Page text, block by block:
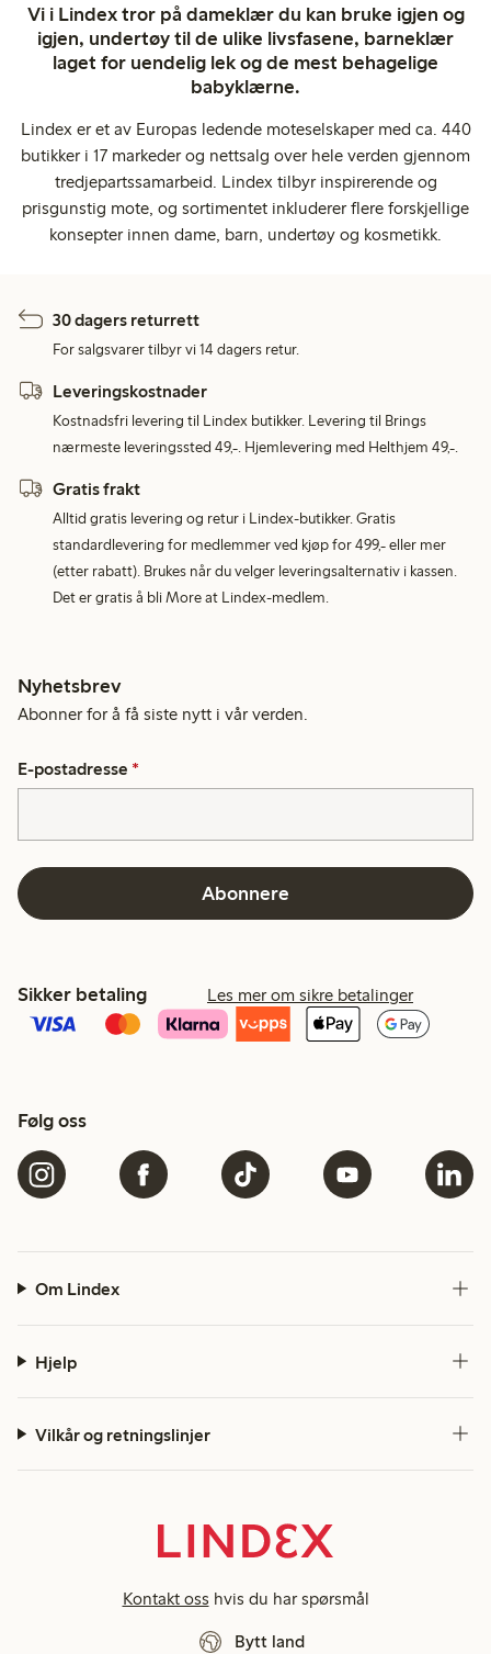
Vi i Lindex tror på dameklær du kan bruke igjen og
igjen, undertøy til de ulike livsfasene, barneklær
laget for uendelig lek og de mest behagelige
babyklærne.
Lindex er et av Europas ledende moteselskaper med ca. 440
butikker i 17 markeder og nettsalg over hele verden gjennom
tredjepartssamarbeid. Lindex tilbyr inspirerende og
prisgunstig mote, og sortimentet inkluderer flere forskjellige
konsepter innen dame, barn, undertøy og kosmetikk.
30 dagers returrett
For salgsvarer tilbyr vi 14 dagers retur.
Leveringskostnader
Kostnadsfri levering til Lindex butikker. Levering til Brings
nærmeste leveringssted 49,-. Hjemlevering med Helthjem 49,-.
Gratis frakt
Alltid gratis levering og retur i Lindex-butikker. Gratis
standardlevering for medlemmer ved kjøp for 499,- eller mer
(etter rabatt). Brukes når du velger leveringsalternativ i kassen.
Det er gratis å bli More at Lindex-medlem.
Nyhetsbrev
Abonner for å få siste nytt i vår verden.
E-postadresse *
Abonnere
Sikker betaling Les mer om sikre betalinger
Følg oss
Om Lindex
Hjelp
Vilkår og retningslinjer
Kontakt oss hvis du har spørsmål
Bytt land